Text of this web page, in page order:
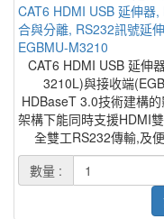
CAT6 HDMI USB 延伸器
合與分離, RS232訊號延
EGBMU-M3210
CAT6 HDMI USB 延伸
3210L)與接收端
HDBaseT 3.0技術建構
架構下能同時支援HDMI
全雙工RS232傳輸,及
數量 :